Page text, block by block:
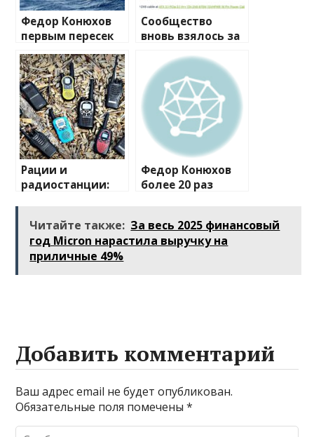
Федор Конюхов
первым пересек
Южную
Атлантику на
весельной лодке
Сообщество
вновь взялось за
плавления
разъема 12V-2×6
Рации и
радиостанции:
миру
беспроводной
связи
Федор Конюхов
более 20 раз
Атлантики
Читайте также: За весь 2025 финансовый
год Micron нарастила выручку на
приличные 49%
Добавить комментарий
Ваш адрес email не будет опубликован.
Обязательные поля помечены*